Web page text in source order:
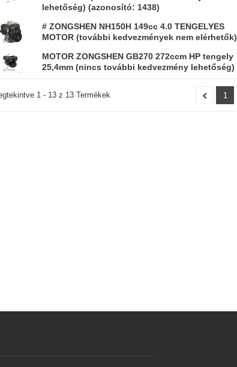
lehetőség) (azonosító: 1438)
# ZONGSHEN NH150H 149cc 4.0 TENGELYES
MOTOR (további kedvezmények nem elérhetők)
MOTOR ZONGSHEN GB270 272ccm HP tengely
25,4mm (nincs további kedvezmény lehetőség)
1
1 - 13 z 13 Termékek